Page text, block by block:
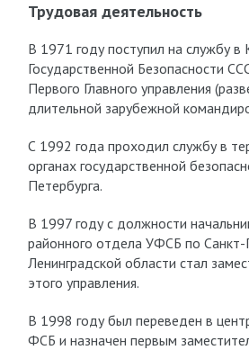
Трудовая деятельность
В 1971 году поступил на службу в
Государственной Безопасности
Первого Главного управления
длительной зарубежной
С 1992 года проходил службу в
органах государственной
Петербурга.
В 1997 году с должности
районного отдела УФСБ по Санкт-
Ленинградской области стал
этого управления.
В 1998 году был переведен в
ФСБ и назначен первым